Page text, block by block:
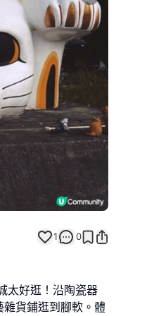
1 0
太好逛！沿陶瓷器
貨鋪逛到腳軟。體